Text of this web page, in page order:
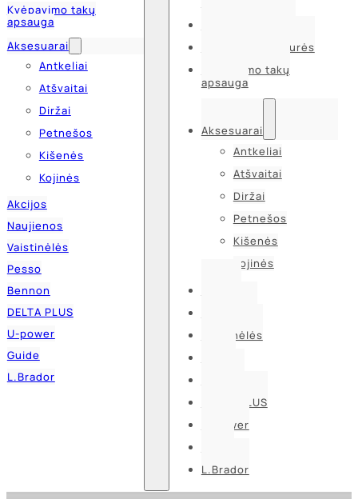
Kvėpavimo takų
apsauga
Aksesuarai
Antkeliai
Atšvaitai
Diržai
Petnešos
Kišenės
Kojinės
Akcijos
Naujienos
Vaistinėlės
Pesso
Bennon
DELTA PLUS
U-power
Guide
L.Brador
Pošalmiai ir kepurės
Kvėpavimo takų
apsauga
Aksesuarai
Antkeliai
Atšvaitai
Diržai
Petnešos
Kišenės
Kojinės
Vaistinėlės
DELTA PLUS
U-power
L.Brador